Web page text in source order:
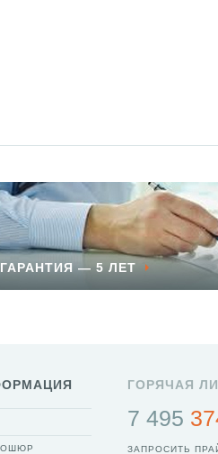
ГАРАНТИЯ — 5 ЛЕТ
ГОРЯЧАЯ
7 495
ЗАПРОСИТЬ